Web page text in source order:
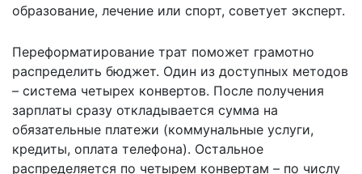
образование, лечение или спорт, советует эксперт.
Переформатирование трат поможет грамотно
распределить бюджет. Один из доступных методов
– система четырех конвертов. После получения
зарплаты сразу откладывается сумма на
обязательные платежи (коммунальные услуги,
кредиты, оплата телефона). Остальное
распределяется по четырем конвертам – по числу